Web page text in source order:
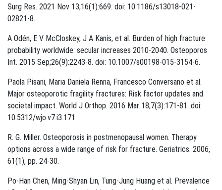
Surg Res. 2021 Nov 13;16(1):669. doi: 10.1186/s13018-021-
02821-8.
A Odén, E V McCloskey, J A Kanis, et al. Burden of high fracture
probability worldwide: secular increases 2010-2040. Osteoporos
Int. 2015 Sep;26(9):2243-8. doi: 10.1007/s00198-015-3154-6.
Paola Pisani, Maria Daniela Renna, Francesco Conversano et al.
Major osteoporotic fragility fractures: Risk factor updates and
societal impact. World J Orthop. 2016 Mar 18;7(3):171-81. doi:
10.5312/wjo.v7.i3.171.
R. G. Miller. Osteoporosis in postmenopausal women. Therapy
options across a wide range of risk for fracture. Geriatrics. 2006,
61(1), pp. 24-30.
Po-Han Chen, Ming-Shyan Lin, Tung-Jung Huang et al. Prevalence